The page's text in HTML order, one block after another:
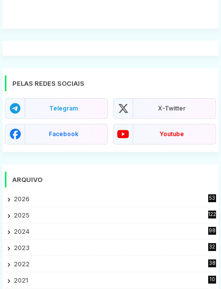
PELAS REDES SOCIAIS
Telegram X-Twitter
Facebook Youtube
ARQUIVO
2026 53
2025 122
2024 98
2023
32
2022
38
2021
10